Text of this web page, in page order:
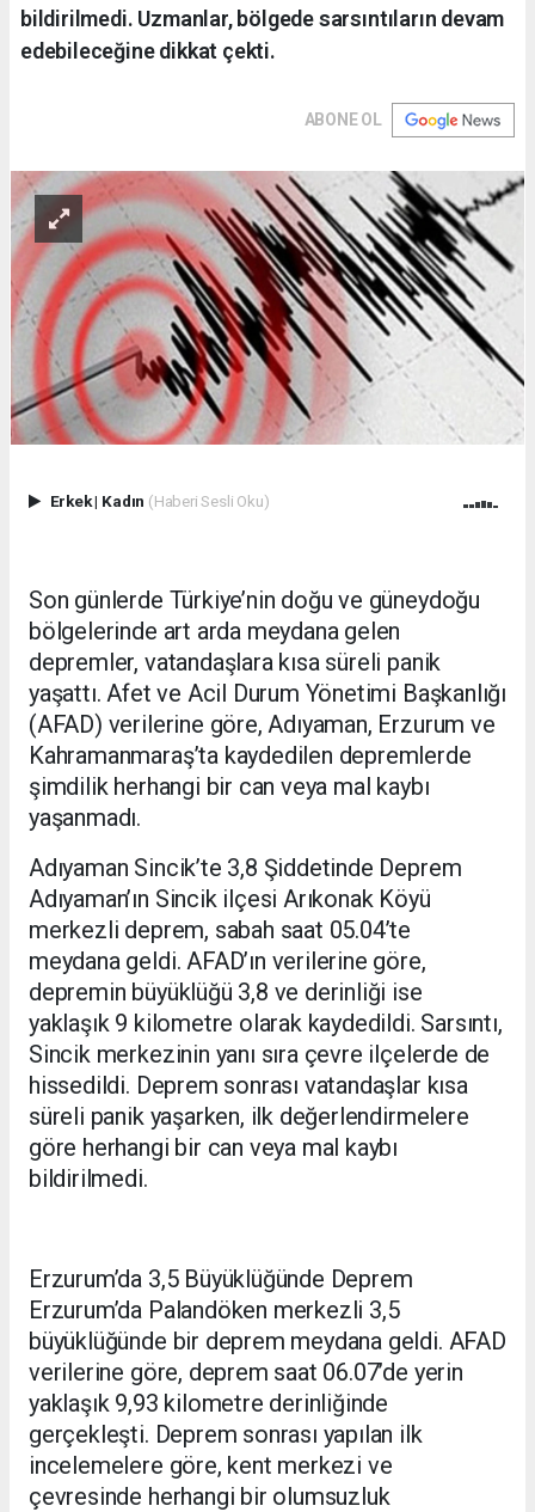
bildirilmedi. Uzmanlar, bölgede sarsıntıların devam
edebileceğine dikkat çekti.
ABONE OL
Erkek| Kadın (Haberi Sesli Oku)
Son günlerde Türkiye’nin doğu ve güneydoğu
bölgelerinde art arda meydana gelen
depremler, vatandaşlara kısa süreli panik
yaşattı. Afet ve Acil Durum Yönetimi Başkanlığı
(AFAD) verilerine göre, Adıyaman, Erzurum ve
Kahramanmaraş’ta kaydedilen depremlerde
şimdilik herhangi bir can veya mal kaybı
yaşanmadı.
Adıyaman Sincik’te 3,8 Şiddetinde Deprem
Adıyaman’ın Sincik ilçesi Arıkonak Köyü
merkezli deprem, sabah saat 05.04’te
meydana geldi. AFAD’ın verilerine göre,
depremin büyüklüğü 3,8 ve derinliği ise
yaklaşık 9 kilometre olarak kaydedildi. Sarsıntı,
Sincik merkezinin yanı sıra çevre ilçelerde de
hissedildi. Deprem sonrası vatandaşlar kısa
süreli panik yaşarken, ilk değerlendirmelere
göre herhangi bir can veya mal kaybı
bildirilmedi.
Erzurum’da 3,5 Büyüklüğünde Deprem
Erzurum’da Palandöken merkezli 3,5
büyüklüğünde bir deprem meydana geldi. AFAD
verilerine göre, deprem saat 06.07’de yerin
yaklaşık 9,93 kilometre derinliğinde
gerçekleşti. Deprem sonrası yapılan ilk
incelemelere göre, kent merkezi ve
çevresinde herhangi bir olumsuzluk